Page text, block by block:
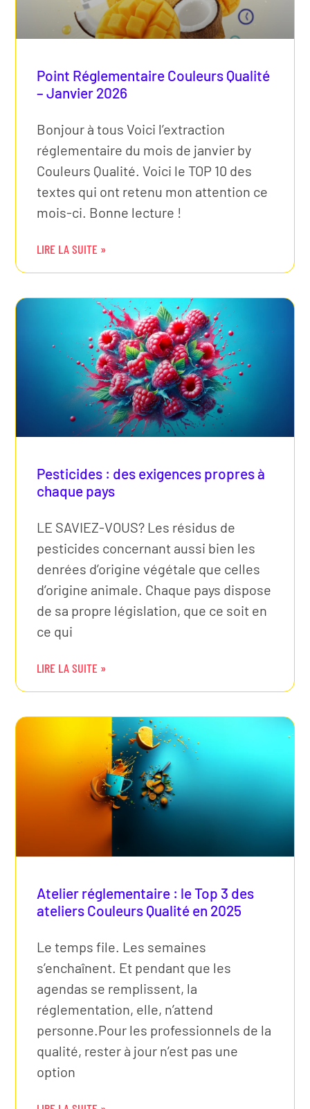
Point Réglementaire Couleurs Qualité
– Janvier 2026
Bonjour à tous Voici l’extraction
réglementaire du mois de janvier by
Couleurs Qualité. Voici le TOP 10 des
textes qui ont retenu mon attention ce
mois-ci. Bonne lecture !
LIRE LA SUITE »
Pesticides : des exigences propres à
chaque pays
LE SAVIEZ-VOUS? Les résidus de
pesticides concernant aussi bien les
denrées d’origine végétale que celles
d’origine animale. Chaque pays dispose
de sa propre législation, que ce soit en
ce qui
LIRE LA SUITE »
Atelier réglementaire : le Top 3 des
ateliers Couleurs Qualité en 2025
Le temps file. Les semaines
s’enchaînent. Et pendant que les
agendas se remplissent, la
réglementation, elle, n’attend
personne.Pour les professionnels de la
qualité, rester à jour n’est pas une
option